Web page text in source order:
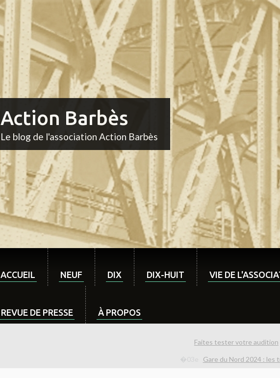
Action Barbès
Le blog de l'association Action Barbès
ACCUEIL NEUF DIX DIX-HUIT VIE DE
REVUE DE PRESSE À PROPOS
Faites tester votre audition
Gare du Nord 2024 : les